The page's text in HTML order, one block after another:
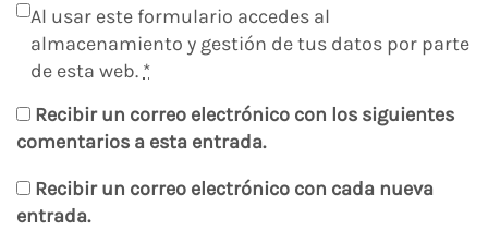
Al usar este formulario accedes al
almacenamiento y gestión de tus datos por parte
de esta web. *
Recibir un correo electrónico con los siguientes
comentarios a esta entrada.
Recibir un correo electrónico con cada nueva
entrada.